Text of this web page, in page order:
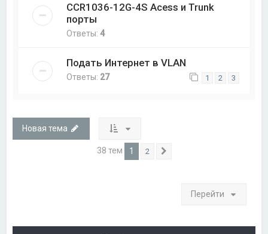
CCR1036-12G-4S Acess и Trunk
порты
Ответы:4
Подать Интернет в VLAN
Ответы: 27 1 2 3
Новая тема
38 тем 1 2
Перейти